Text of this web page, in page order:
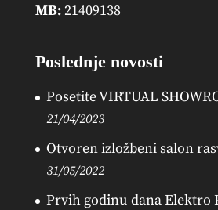
MB:21409138
Poslednje novosti
Posetite VIRTUAL
21/04/2023
Otvoren izložbeni salon
31/05/2022
Prvih godinu dana Elektro